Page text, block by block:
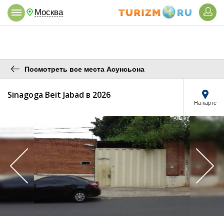
Москва
Посмотреть все места Асунсьона
Sinagoga Beit Jabad в 2026
На карте